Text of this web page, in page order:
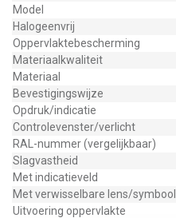
Model
Halogeenvrij
Oppervlaktebescherming
Materiaalkwaliteit
Materiaal
Bevestigingswijze
Opdruk/indicatie
Controlevenster/verlicht
RAL-nummer (vergelijkbaar)
Slagvastheid
Met indicatieveld
Met verwisselbare lens/symbool
Uitvoering oppervlakte